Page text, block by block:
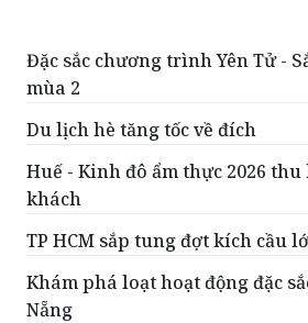
Đặc sắc chương trình Yên Tử -
mùa 2
Du lịch hè tăng tốc về đích
Huế - Kinh đô ẩm thực 2026
khách
TP HCM sắp tung đợt kích cầu
Khám phá loạt hoạt động đặc
Nẵng